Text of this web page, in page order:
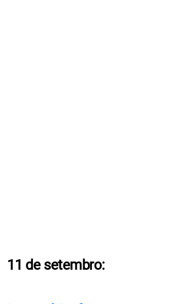
11 de setembro: